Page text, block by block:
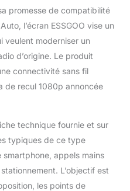
promesse de compatibilité
l’écran ESSGOO vise un
veulent moderniser un
d’origine. Le produit
connectivité sans fil
de recul 1080p annoncée
technique fournie et sur
typiques de ce type
smartphone, appels mains
L’objectif est
les points de